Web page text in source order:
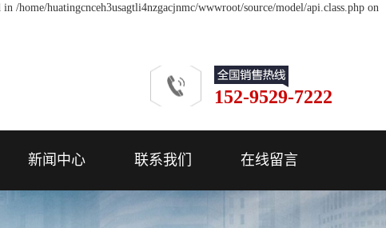
/home/huatingcnceh3usagtli4nzgacjnmc/wwwroot/source/model/api.class.php on
152-9529-7222
新闻中心 联系我们 在线留言